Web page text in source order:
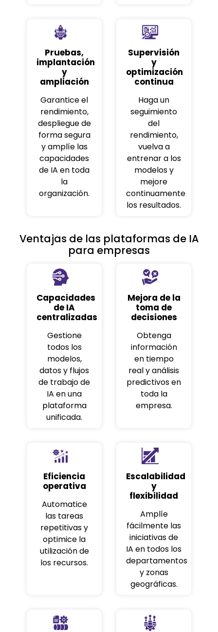
Pruebas,
implantación
y
ampliación
Garantice el
rendimiento,
despliegue de
forma segura
y amplíe las
capacidades
de IA en toda
la
organización.
Supervisión
y
optimización
continua
Haga un
seguimiento
del
rendimiento,
vuelva a
entrenar a los
modelos y
mejore
continuamente
los resultados.
Ventajas de las plataformas de IA
para empresas
Capacidades
de IA
centralizadas
Gestione
todos los
modelos,
datos y flujos
de trabajo de
IA en una
plataforma
unificada.
Mejora de la
toma de
decisiones
Obtenga
información
en tiempo
real y análisis
predictivos en
toda la
empresa.
Eficiencia
operativa
Automatice
las tareas
repetitivas y
optimice la
utilización de
los recursos.
Escalabilidad
y
flexibilidad
Amplíe
fácilmente las
iniciativas de
IA en todos los
departamentos
y zonas
geográficas.